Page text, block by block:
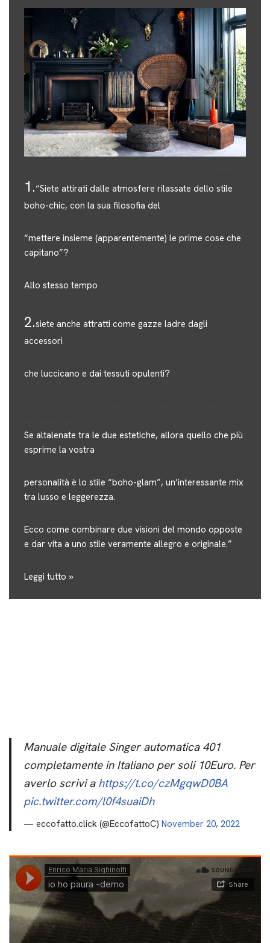
1.“Siete attirati dalle atmosfere rilassate dello stile
boho-chic, con la sua filosofia del
“mettere insieme (apparentemente) le prime cose che
capitano”?
Allo stesso tempo
2.siete anche attratti come gazze ladre dagli
accessori
che luccicano e dai tessuti opulenti?
Se altalenate tra le due estetiche, allora quello che più
esprime la vostra
personalità è lo stile “boho-glam”, un’interessante mix
tra lusso e leggerezza.
Ecco come combinare due visioni del mondo opposte
e dar vita a uno stile veramente allegro e originale.”
Leggi tutto »
Manuale digitale Singer automatica 401
completamente in Italiano per soli 10Euro. Per
averlo scrivi a https://t.co/czMgqwD0BA
pic.twitter.com/l0f4suaiDh
— eccofatto.click (@EccofattoC) November 20, 2022